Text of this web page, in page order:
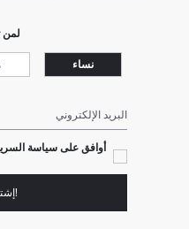
لمن
نساء
البريد الإلكتروني
أوافق على سياسة